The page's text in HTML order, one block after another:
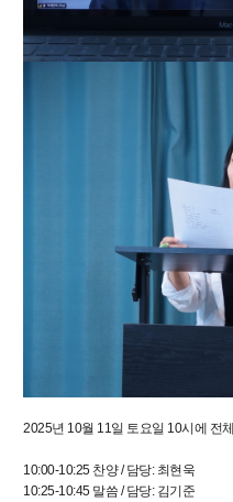
2025년 10월 11일 토요일 10시에 전
10:00-10:25 찬양 / 담당: 최현욱
10:25-10:45 말씀 / 담당: 김기준